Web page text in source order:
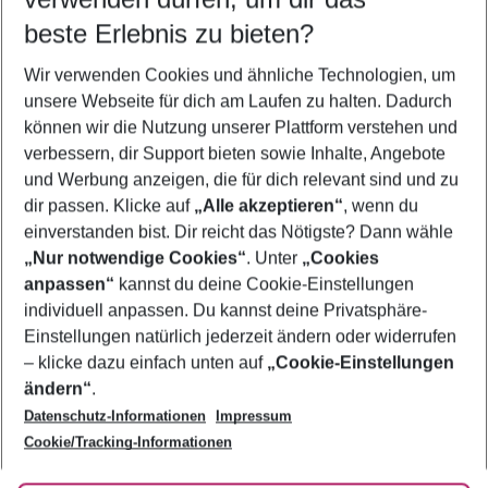
5-8 Nächte
2 Erwachsene Keine Kinder
Mehr Filter anzeigen
Footer
Footer navigation
Über uns
AGB
Bestpreisgarantie
Cookie-Einstellungen ändern
Cookie-Richtlinie
Agenturbetreuung
Barrierefreies Reisen
Folge uns
beste Erlebnis zu bieten?
Wir verwenden Cookies und ähnliche Technologien, um
unsere Webseite für dich am Laufen zu halten. Dadurch
können wir die Nutzung unserer Plattform verstehen und
verbessern, dir Support bieten sowie Inhalte, Angebote
und Werbung anzeigen, die für dich relevant sind und zu
dir passen. Klicke auf „Alle akzeptieren“, wenn du
einverstanden bist. Dir reicht das Nötigste? Dann wähle
„Nur notwendige Cookies“. Unter „Cookies
anpassen“ kannst du deine Cookie-Einstellungen
individuell anpassen. Du kannst deine Privatsphäre-
Einstellungen natürlich jederzeit ändern oder widerrufen
– klicke dazu einfach unten auf „Cookie-Einstellungen
ändern“.
Datenschutz-Informationen
Impressum
Cookie/Tracking-Informationen